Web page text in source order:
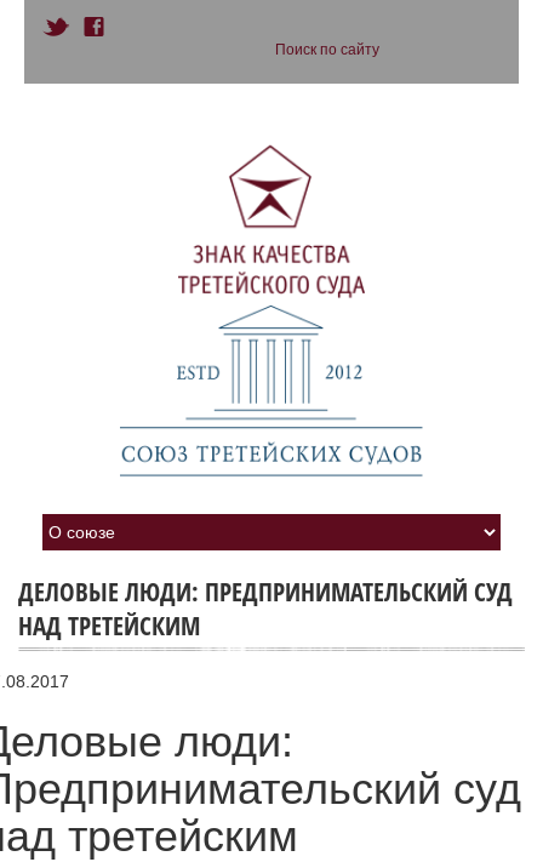
ДЕЛОВЫЕ ЛЮДИ: ПРЕДПРИНИМАТЕЛЬСКИЙ СУД
НАД ТРЕТЕЙСКИМ
люди:
суд
третейским